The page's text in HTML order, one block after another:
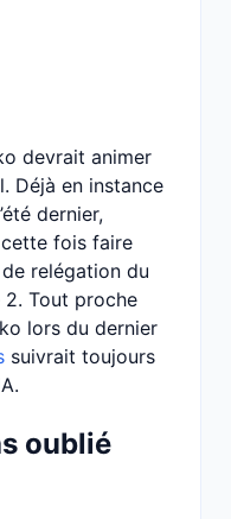
devrait animer
Déjà en instance
dernier,
cette fois faire
relégation du
Tout proche
lors du dernier
suivrait toujours
oublié